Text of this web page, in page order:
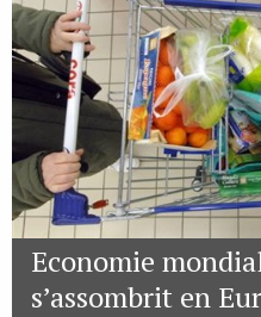
Economie
s’assombrit en